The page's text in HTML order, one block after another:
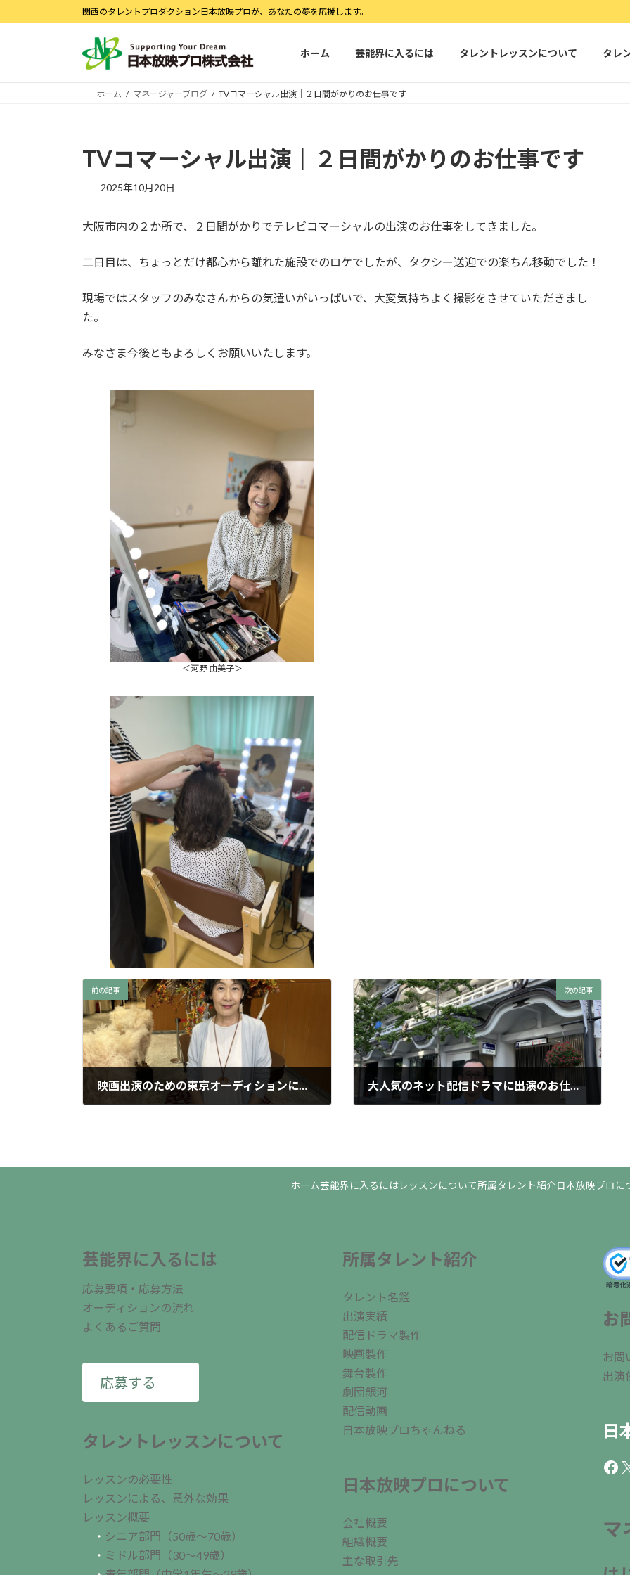
ン
ビ
関西のタレントプロダクション日本放映プロが、あなたの夢を応援します。
ホーム 芸能界に入るには タレントレッスンについて タレ
ホーム マネージャーブログ TVコマーシャル出演｜２日間がかりのお仕事です
TVコマーシャル出演｜２日間がかりのお仕事です
2025年10月20日
大阪市内の２か所で、２日間がかりでテレビコマーシャルの出演のお仕事をしてきました。
二日目は、ちょっとだけ都心から離れた施設でのロケでしたが、タクシー送迎での楽ちん移動でした！
現場ではスタッフのみなさんからの気遣いがいっぱいで、大変気持ちよく撮影をさせていただきまし
た。
みなさま今後ともよろしくお願いいたします。
＜河野 由美子＞
前の記事
映画出演のための東京オーディションにやってきました
次の記事
大人気のネット配信ドラマに出演のお仕事です
ホーム芸能界に入るにはレッスンについて所属タレント紹介日本放映プロに
芸能界に入るには
応募要項・応募方法
オーディションの流れ
よくあるご質問
応募する
タレントレッスンについて
レッスンの必要性
レッスンによる、意外な効果
レッスン概要
・ シニア部門（50歳～70歳）
・ ミドル部門（30～49歳）
所属タレント紹介
タレント名鑑
出演実績
配信ドラマ製作
映画製作
舞台製作
劇団銀河
配信動画
日本放映プロちゃんねる
日本放映プロについて
会社概要
組織概要
主な取引先
お
お問
出演
日
X
マ